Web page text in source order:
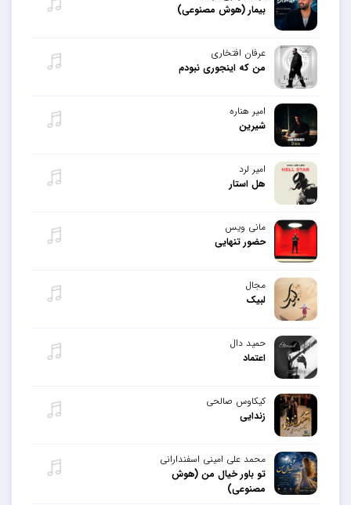
بیمار (هوش مصنوعی)
عرفان افتخاری
من که اینجوری نبودم
امیر هناره
شیرین
امیر لرد
هل استار
مانی ویس
حضور تنهایی
مجال
لبیک
حمید دال
اعتماد
کیکاوس صالحی
زندایی
محمد علی امینی اسفندارانی
تو باور خیال من (هوش
مصنوعی)